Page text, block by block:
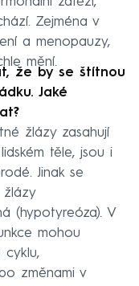
Zejména v
a menopauzy,
mění.
že by se štítnou
Jaké
žlázy zasahují
těle, jsou i
Jinak se
žlázy
(hypotyreóza). V
mohou
cyklu,
změnami v